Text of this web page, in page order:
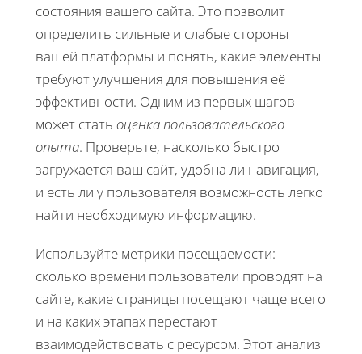
состояния вашего сайта. Это позволит
определить сильные и слабые стороны
вашей платформы и понять, какие элементы
требуют улучшения для повышения её
эффективности. Одним из первых шагов
может стать оценка пользовательского
опыта. Проверьте, насколько быстро
загружается ваш сайт, удобна ли навигация,
и есть ли у пользователя возможность легко
найти необходимую информацию.
Используйте метрики посещаемости:
сколько времени пользователи проводят на
сайте, какие страницы посещают чаще всего
и на каких этапах перестают
взаимодействовать с ресурсом. Этот анализ